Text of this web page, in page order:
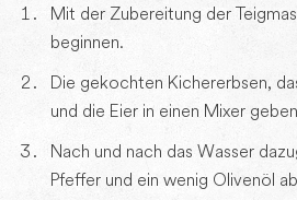
Mit der Zubereitung der
beginnen.
Die gekochten Kichererbsen,
und die Eier in einen Mixer
Nach und nach das Wasser
Pfeffer und ein wenig Olivenöl